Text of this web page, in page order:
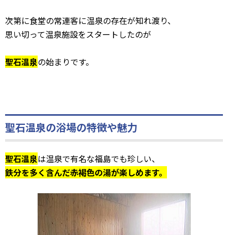
次第に食堂の常連客に温泉の存在が知れ渡り、
思い切って温泉施設をスタートしたのが
聖石温泉の始まりです。
聖石温泉の浴場の特徴や魅力
聖石温泉は温泉で有名な福島でも珍しい、
鉄分を多く含んだ赤褐色の湯が楽しめます。